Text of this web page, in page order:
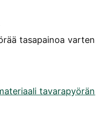
tasapainoa varten
tavarapyörän